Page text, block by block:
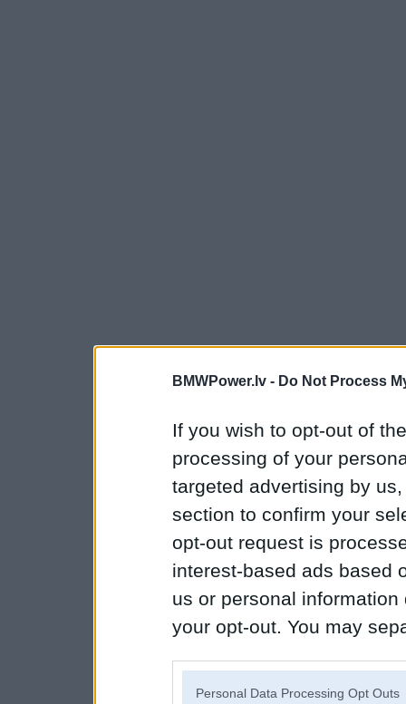
BMWPower.lv - Do Not Process
If you wish to opt-out of
processing of your
targeted advertising by
section to confirm your
opt-out request is
interest-based ads based
us or personal
your opt-out. You may
Personal Data Processing Opt Outs